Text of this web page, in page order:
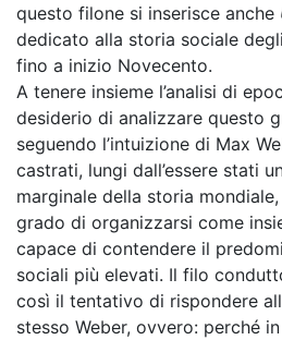
questo filone si inserisce anche
dedicato alla storia sociale
fino a inizio Novecento.
A tenere insieme l’analisi di
desiderio di analizzare questo
seguendo l’intuizione di Max
castrati, lungi dall’essere stati
marginale della storia
grado di organizzarsi come
capace di contendere il
sociali più elevati. Il filo
così il tentativo di rispondere
stesso Weber, ovvero: perché